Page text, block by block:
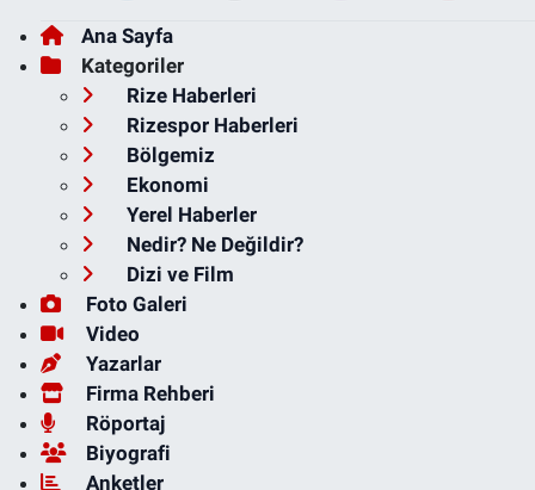
Ana Sayfa
Kategoriler
Rize Haberleri
Rizespor Haberleri
Bölgemiz
Ekonomi
Yerel Haberler
Nedir? Ne Değildir?
Dizi ve Film
Foto Galeri
Video
Yazarlar
Firma Rehberi
Röportaj
Biyografi
Anketler